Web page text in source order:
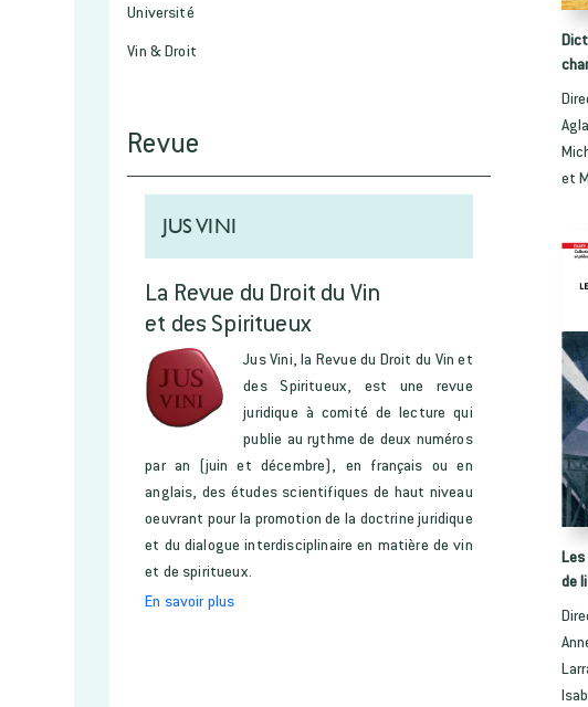
Université
Vin & Droit
Revue
JUS VINI
La Revue du Droit du Vin
et des Spiritueux
Jus Vini, la Revue du Droit du Vin et
des Spiritueux, est une revue
juridique à comité de lecture qui
publie au rythme de deux numéros
par an (juin et décembre), en français ou en
anglais, des études scientifiques de haut niveau
oeuvrant pour la promotion de la doctrine juridique
et du dialogue interdisciplinaire en matière de vin
et de spiritueux.
En savoir plus
et
de